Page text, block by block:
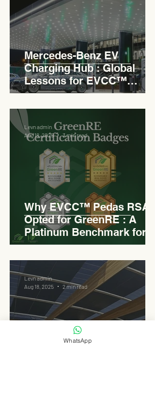
Mercedes-Benz EV
Charging Hub : Global
Lessons for EVCC™
Pedas RSA
Why EVCC™ Pedas RSA
Opted for GreenRE : A
Platinum Benchmark for
Roadside Development
Levn admin
Aug 18, 2025
3 min read
Levn admin
Aug 18, 2025
2 min read
WhatsApp